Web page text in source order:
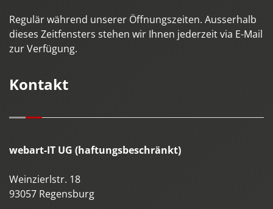
Regulär während unserer Öffnungszeiten. Ausserhalb
dieses Zeitfensters stehen wir Ihnen jederzeit via E-Mail
zur Verfügung.
Kontakt
webart-IT UG (haftungsbeschränkt)
Weinzierlstr. 18
93057 Regensburg